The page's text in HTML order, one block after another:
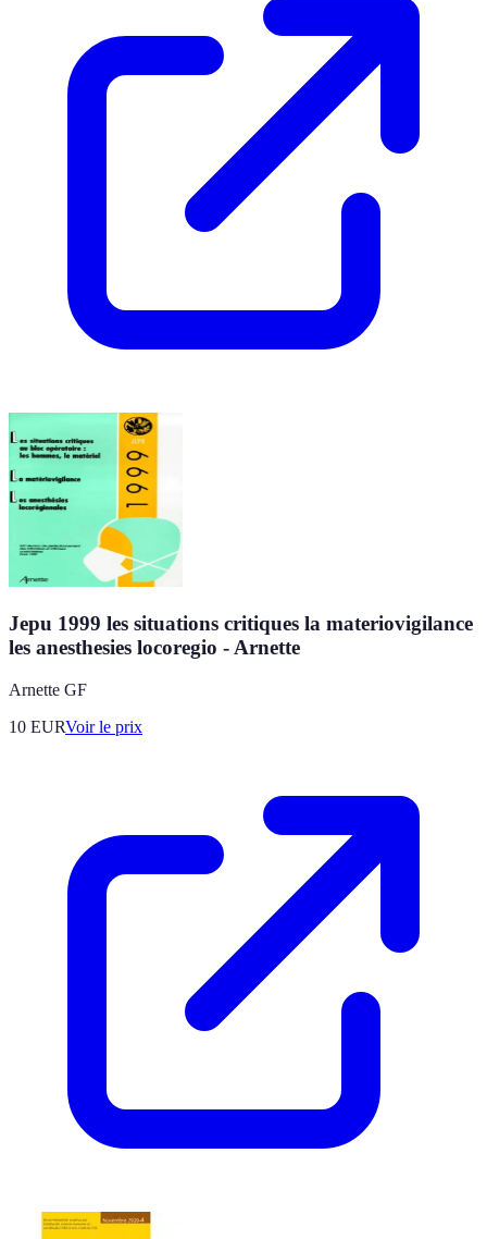
Jepu 1999 les situations critiques la materiovigilance
les anesthesies locoregio - Arnette
Arnette GF
10 EURVoir le prix